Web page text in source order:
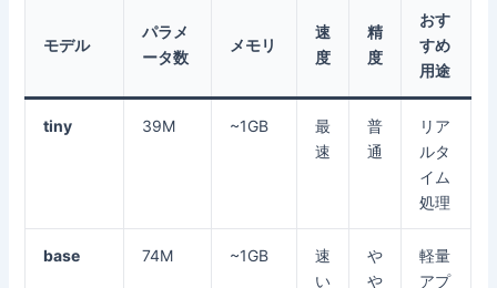
モデル
パラメ
ータ数
メモリ
速
度
精
度
おす
すめ
用途
tiny 39M ~1GB
最
速
普
通
リア
ルタ
イム
処理
base 74M ~1GB
速
い
や
や
軽量
アプ